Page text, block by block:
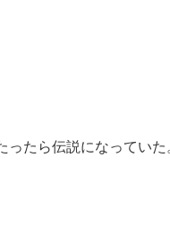
たら伝説になっていた